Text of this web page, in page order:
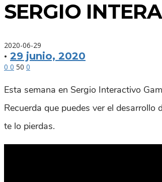
SERGIO
2020-06-29
· 29 junio, 2020
0 0 50 0
Esta semana en Sergio Interactivo
Recuerda que puedes ver el
te lo pierdas.